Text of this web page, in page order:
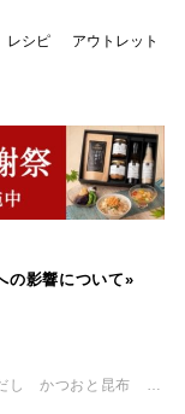
レシピ アウトレット
の影響について»
かつおと昆布 40g